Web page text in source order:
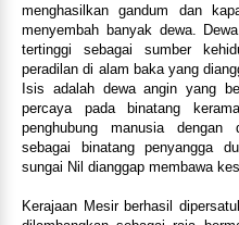
menghasilkan gandum dan
menyembah banyak dewa.
tertinggi sebagai sumber
peradilan di alam baka yang
Isis adalah dewa angin yang
percaya pada binatang
penghubung manusia dengan
sebagai binatang penyangga
sungai Nil dianggap membawa
Kerajaan Mesir berhasil